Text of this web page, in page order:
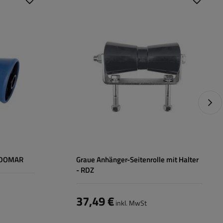
Graue Anhänger-Seitenrolle mit Halter
- RDZ
37,49 €inkl. MwSt